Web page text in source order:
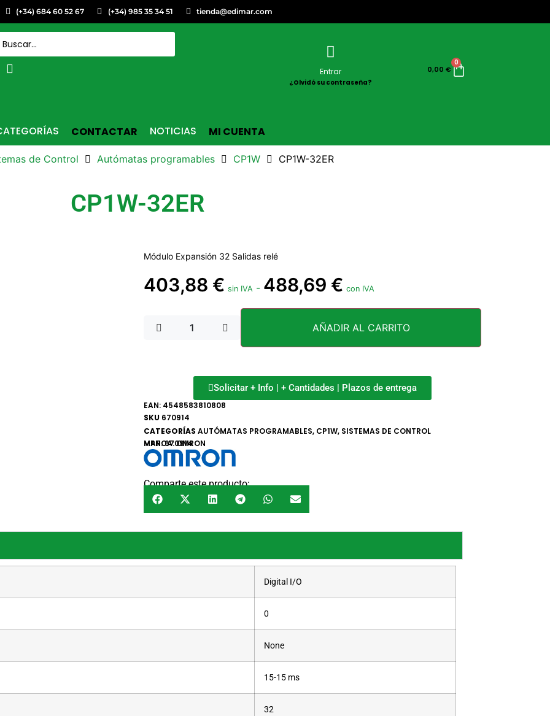
(+34) 684 60 52 67 (+34) 985 35 34 51 tienda@edimar.com
Entrar
¿Olvidó su contraseña?
0,00 €
0
CONTACTAR NOTICIAS MI CUENTA
de Control Autómatas programables CP1W CP1W-32ER
CP1W-32ER
Módulo Expansión 32 Salidas relé
403,88 € sin IVA - 488,69 € con IVA
AÑADIR AL CARRITO
Solicitar + Info | + Cantidades | Plazos de entrega
EAN: 4548583810808
SKU 670914
CATEGORÍAS AUTÓMATAS PROGRAMABLES, CP1W, SISTEMAS DE CONTROL
MARCA:OMRON
MPN: 670914
Comparte este producto:
Digital I/O
0
None
15-15 ms
32